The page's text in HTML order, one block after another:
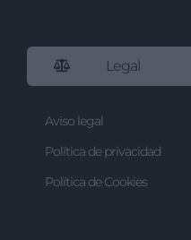
Legal
Aviso legal
Política de privacidad
Política de Cookies